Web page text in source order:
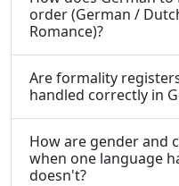
order (German /
Romance)?
Are formality
handled correctly in
How are gender and
when one language
doesn't?